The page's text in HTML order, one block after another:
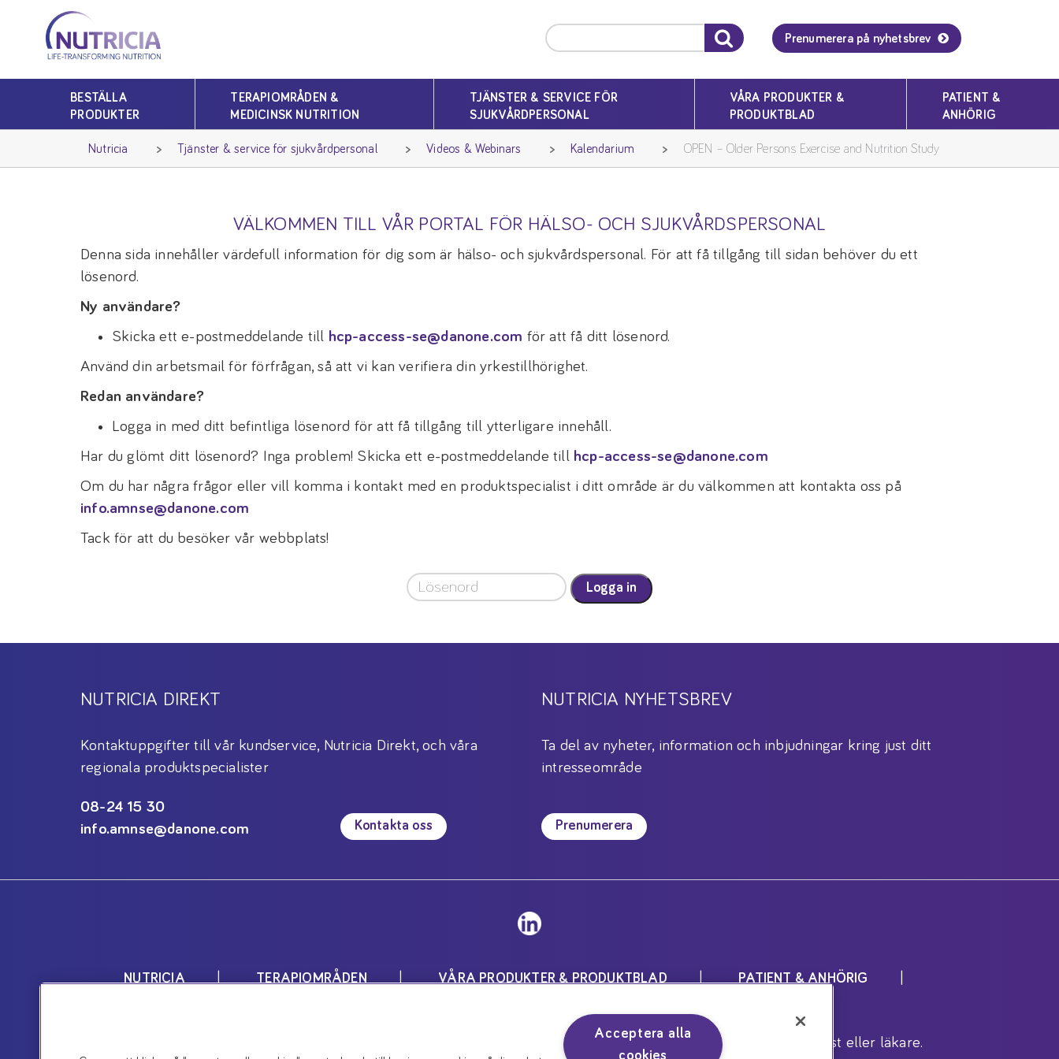
Nutricia
Nutricia
Prenumerera på nyhetsbrev
BESTÄLLA
PRODUKTER
TERAPIOMRÅDEN &
MEDICINSK NUTRITION
TJÄNSTER & SERVICE FÖR
SJUKVÅRDPERSONAL
VÅRA PRODUKTER &
PRODUKTBLAD
PATIENT &
ANHÖRIG
Nutricia Tjänster & service för sjukvårdpersonal Videos & Webinars Kalendarium OPEN – Older Persons Exercise and Nutrition Study
VÄLKOMMEN TILL VÅR PORTAL FÖR HÄLSO- OCH SJUKVÅRDSPERSONAL
Denna sida innehåller värdefull information för dig som är hälso- och sjukvårdspersonal. För att få tillgång till sidan behöver du ett
lösenord.
Ny användare?
Skicka ett e-postmeddelande till hcp-access-se@danone.com för att få ditt lösenord.
Använd din arbetsmail för förfrågan, så att vi kan verifiera din yrkestillhörighet.
Redan användare?
Logga in med ditt befintliga lösenord för att få tillgång till ytterligare innehåll.
Har du glömt ditt lösenord? Inga problem! Skicka ett e-postmeddelande till hcp-access-se@danone.com
Om du har några frågor eller vill komma i kontakt med en produktspecialist i ditt område är du välkommen att kontakta oss på
info.amnse@danone.com
Tack för att du besöker vår webbplats!
Logga in
NUTRICIA DIREKT
Kontaktuppgifter till vår kundservice, Nutricia Direkt, och våra
regionala produktspecialister
08-24 15 30
info.amnse@danone.com
Kontakta oss
NUTRICIA NYHETSBREV
Ta del av nyheter, information och inbjudningar kring just ditt
intresseområde
Prenumerera
NUTRICIA TERAPIOMRÅDEN VÅRA PRODUKTER & PRODUKTBLAD PATIENT & ANHÖRIG
Nutricias produkter är livsmedel för speciella medicinska ändamål och skall användas under inrådan av dietist eller läkare.
Acceptera alla
cookies